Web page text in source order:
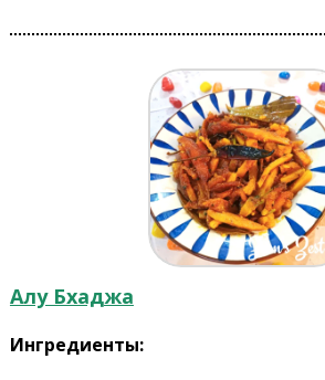
Алу Бхаджа
Ингредиенты: